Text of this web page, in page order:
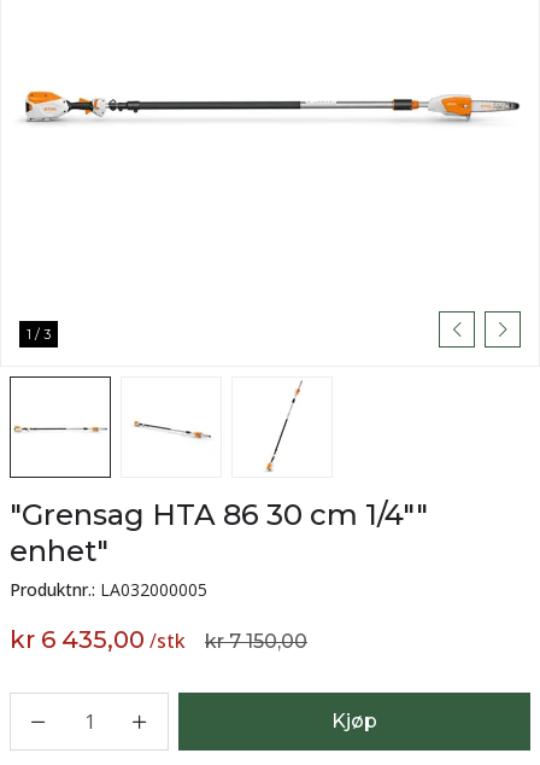
1 / 3
"Grensag HTA 86 30 cm 1/4""
enhet"
Produktnr.: LA032000005
kr 6 435,00 /stk kr 7 150,00
1 Kjøp